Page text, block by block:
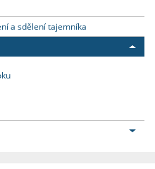
a sdělení tajemníka